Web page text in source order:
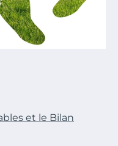
et le Bilan